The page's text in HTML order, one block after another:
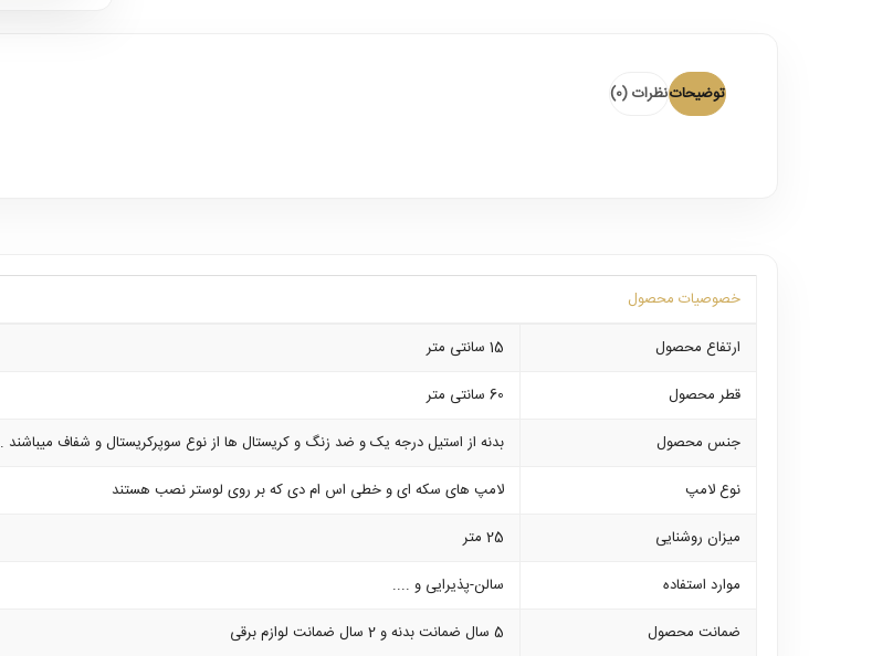
توضیحاتنظرات (0)
خصوصیات محصول
ارتفاع محصول
15 سانتی متر
قطر محصول
60 سانتی متر
جنس محصول
بدنه از استیل درجه یک و ضد زنگ و کریستال ها از نوع سوپرکریستال و شفاف میباشند .
نوع لامپ
لامپ های سکه ای و خطی اس ام دی که بر روی لوستر نصب هستند
میزان روشنایی
25 متر
موارد استفاده
سالن-پذیرایی و ....
ضمانت محصول
5 سال ضمانت بدنه و 2 سال ضمانت لوازم برقی